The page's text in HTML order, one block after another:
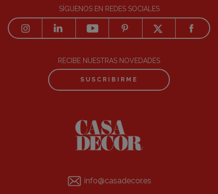
SÍGUENOS EN REDES SOCIALES
RECIBE NUESTRAS NOVEDADES
SUSCRIBIRME
info@casadecor.es